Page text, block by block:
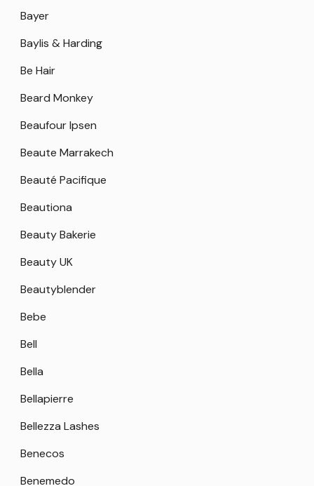
Bayer
Baylis & Harding
Be Hair
Beard Monkey
Beaufour Ipsen
Beaute Marrakech
Beauté Pacifique
Beautiona
Beauty Bakerie
Beauty UK
Beautyblender
Bebe
Bell
Bella
Bellapierre
Bellezza Lashes
Benecos
Benemedo